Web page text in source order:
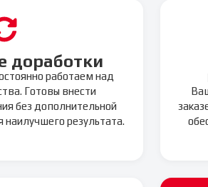
доработки
работаем над
Готовы внести
без дополнительной
результата.